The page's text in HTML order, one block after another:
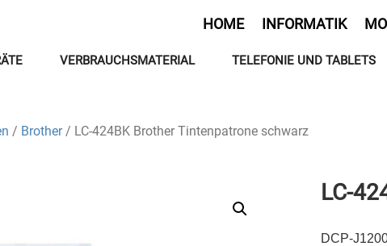
HOME INFORMATIK
VERBRAUCHSMATERIAL TELEFONIE UND TABLETS
/ Brother/ LC-424BK Brother Tintenpatrone schwarz
LC-
DCP-